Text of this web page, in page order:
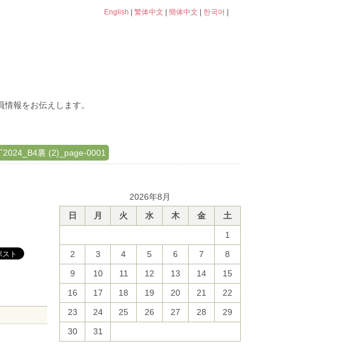
English 繁体中文 簡体中文 한국어
報をお伝えします。
2024_B4裏 (2)_page-0001
2026年8月
日
月 火 水 木 金
土
1
2
3 4 5 6 7
8
9
10 11 12 13 14
15
16
17 18 19 20 21
22
23
24 25 26 27 28
29
30
31